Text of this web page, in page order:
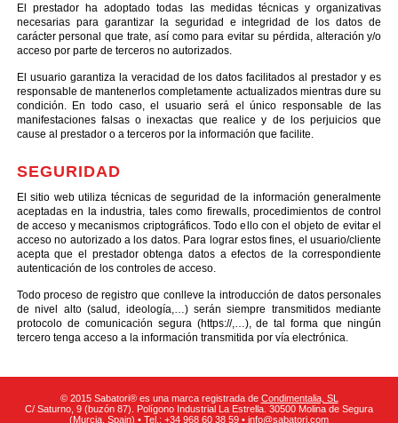
El prestador ha adoptado todas las medidas técnicas y organizativas
necesarias para garantizar la seguridad e integridad de los datos de
carácter personal que trate, así como para evitar su pérdida, alteración y/o
acceso por parte de terceros no autorizados.
El usuario garantiza la veracidad de los datos facilitados al prestador y es
responsable de mantenerlos completamente actualizados mientras dure su
condición. En todo caso, el usuario será el único responsable de las
manifestaciones falsas o inexactas que realice y de los perjuicios que
cause al prestador o a terceros por la información que facilite.
SEGURIDAD
El sitio web utiliza técnicas de seguridad de la información generalmente
aceptadas en la industria, tales como firewalls, procedimientos de control
de acceso y mecanismos criptográficos. Todo ello con el objeto de evitar el
acceso no autorizado a los datos. Para lograr estos fines, el usuario/cliente
acepta que el prestador obtenga datos a efectos de la correspondiente
autenticación de los controles de acceso.
Todo proceso de registro que conlleve la introducción de datos personales
de nivel alto (salud, ideología,…) serán siempre transmitidos mediante
protocolo de comunicación segura (https://,…), de tal forma que ningún
tercero tenga acceso a la información transmitida por vía electrónica.
© 2015 Sabatori® es una marca registrada de Condimentalia, SL
C/ Saturno, 9 (buzón 87). Polígono Industrial La Estrella. 30500 Molina de Segura
(Murcia, Spain) • Tel.: +34 968 60 38 59 • info@sabatori.com